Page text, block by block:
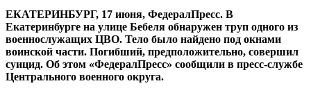
ЕКАТЕРИНБУРГ, 17 июня, ФедералПресс. В
Екатеринбурге на улице Бебеля обнаружен труп одного из
военнослужащих ЦВО. Тело было найдено под окнами
воинской части. Погибший, предположительно, совершил
суицид. Об этом «ФедералПресс» сообщили в пресс-службе
Центрального военного округа.